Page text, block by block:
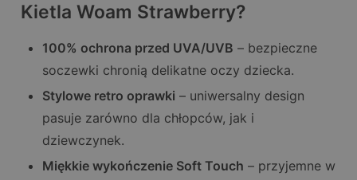
Kietla Woam Strawberry?
100% ochrona przed UVA/UVB – bezpieczne
soczewki chronią delikatne oczy dziecka.
Stylowe retro oprawki – uniwersalny design
pasuje zarówno dla chłopców, jak i
dziewczynek.
Miękkie wykończenie Soft Touch – przyjemne w